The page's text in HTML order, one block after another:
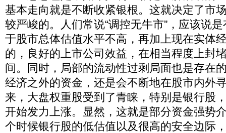
基本走向就是不断收紧银根。这就决定了市
较严峻的。人们常说“调控无牛市”，应该说
于股市总体估值水平不高，再加上现在实体
的，良好的上市公司效益，在相当程度上封
间。同时，局部的流动性过剩局面也是存在
经济之外的资金，还是会不断地在股市内外
来，大盘权重股受到了青睐，特别是银行股
开始发力上涨。显然，这就是部分资金强势
个时候银行股的低估值以及很高的安全边际